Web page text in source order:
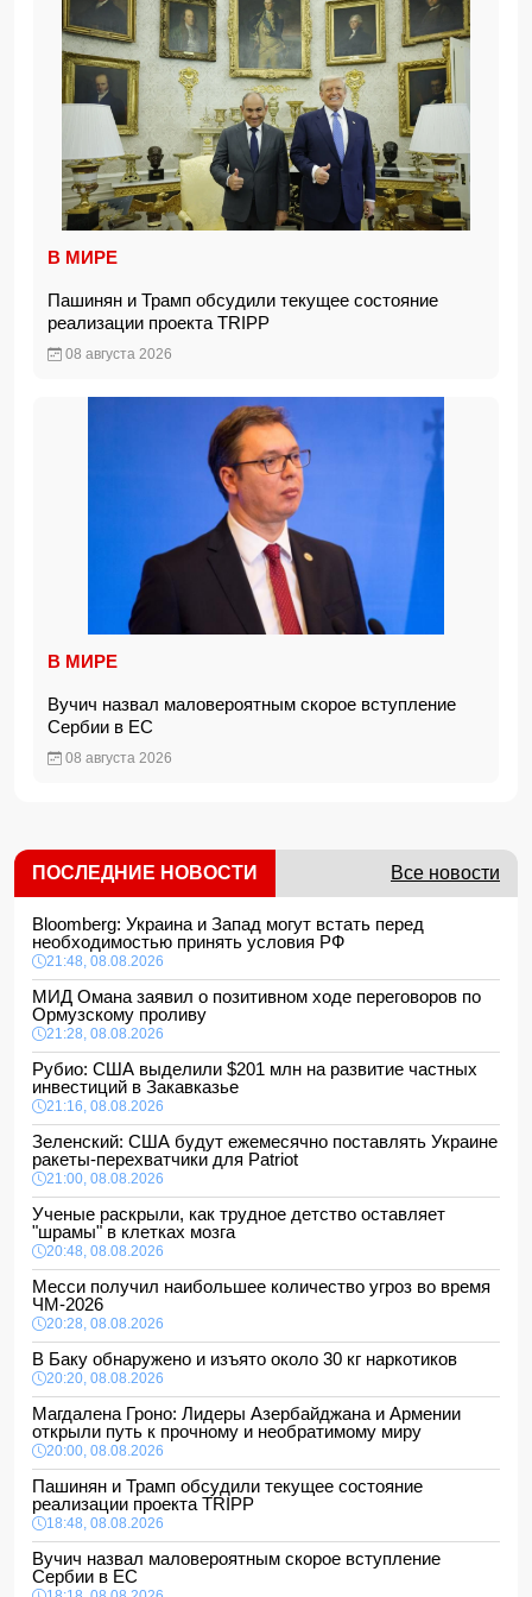
В МИРЕ
Пашинян и Трамп обсудили текущее состояние
реализации проекта TRIPP
08 августа 2026
В МИРЕ
Вучич назвал маловероятным скорое вступление
Сербии в ЕС
08 августа 2026
ПОСЛЕДНИЕ НОВОСТИ Все новости
Bloomberg: Украина и Запад могут встать перед
необходимостью принять условия РФ
21:48, 08.08.2026
МИД Омана заявил о позитивном ходе переговоров по
Ормузскому проливу
21:28, 08.08.2026
Рубио: США выделили $201 млн на развитие частных
инвестиций в Закавказье
21:16, 08.08.2026
Зеленский: США будут ежемесячно поставлять Украине
ракеты-перехватчики для Patriot
21:00, 08.08.2026
Ученые раскрыли, как трудное детство оставляет
"шрамы" в клетках мозга
20:48, 08.08.2026
Месси получил наибольшее количество угроз во время
ЧМ-2026
20:28, 08.08.2026
В Баку обнаружено и изъято около 30 кг наркотиков
20:20, 08.08.2026
Магдалена Гроно: Лидеры Азербайджана и Армении
открыли путь к прочному и необратимому миру
20:00, 08.08.2026
Пашинян и Трамп обсудили текущее состояние
реализации проекта TRIPP
18:48, 08.08.2026
Вучич назвал маловероятным скорое вступление
Сербии в ЕС